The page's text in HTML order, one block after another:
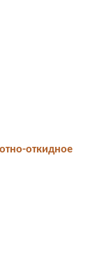
откидное